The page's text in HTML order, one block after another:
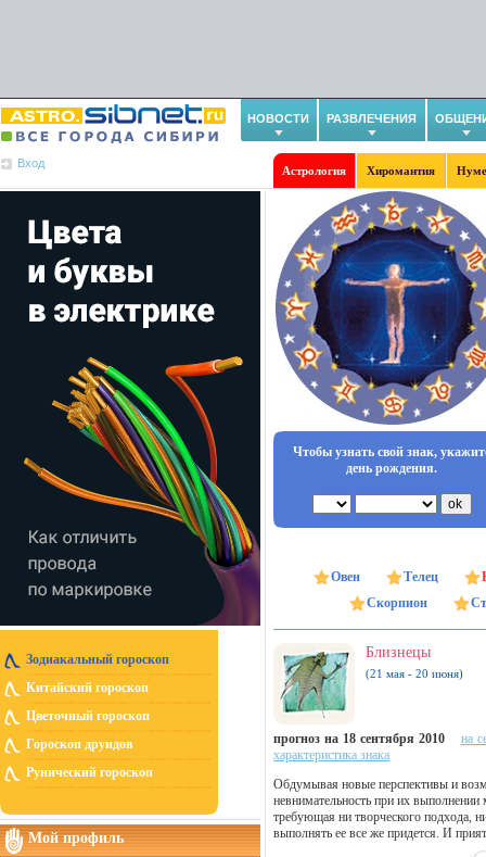
НОВОСТИ РАЗВЛЕЧЕНИЯ
Вход
Астрология Хиромантия
Зодиакальный гороскоп
Китайский гороскоп
Цветочный гороскоп
Гороскоп друидов
Рунический гороскоп
Мой профиль
Чтобы узнать свой знак,
день рождения.
Овен Телец
Скорпион
Близнецы
(21 мая - 20 июня)
прогноз на 18 сентября 2010
на
характеристика знака
Обдумывая новые перспективы и
невнимательность при их
требующая ни творческого подхода,
выполнять ее все же придется. И